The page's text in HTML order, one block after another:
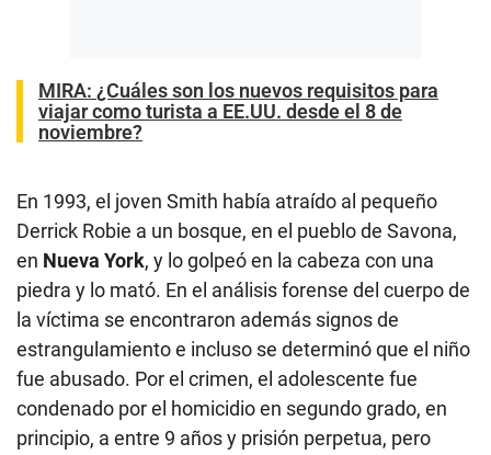
MIRA: ¿Cuáles son los nuevos requisitos para
viajar como turista a EE.UU. desde el 8 de
noviembre?
En 1993, el joven Smith había atraído al pequeño
Derrick Robie a un bosque, en el pueblo de Savona,
en Nueva York, y lo golpeó en la cabeza con una
piedra y lo mató. En el análisis forense del cuerpo de
la víctima se encontraron además signos de
estrangulamiento e incluso se determinó que el niño
fue abusado. Por el crimen, el adolescente fue
condenado por el homicidio en segundo grado, en
principio, a entre 9 años y prisión perpetua, pero